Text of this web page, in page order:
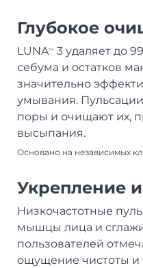
Глубокое
LUNATM
3 удаляет до
себума и остатков
значительно
умывания.
поры и очищают их,
высыпания.
Основано на независимых
Укрепление
Низкочастотные
мышцы лица и
пользователей
ощущение чистоты и